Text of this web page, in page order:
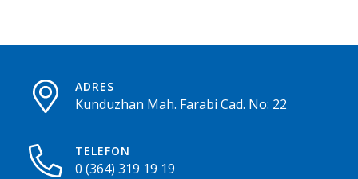
ADRES
Kunduzhan Mah. Farabi Cad. No: 22
TELEFON
0 (364) 319 19 19